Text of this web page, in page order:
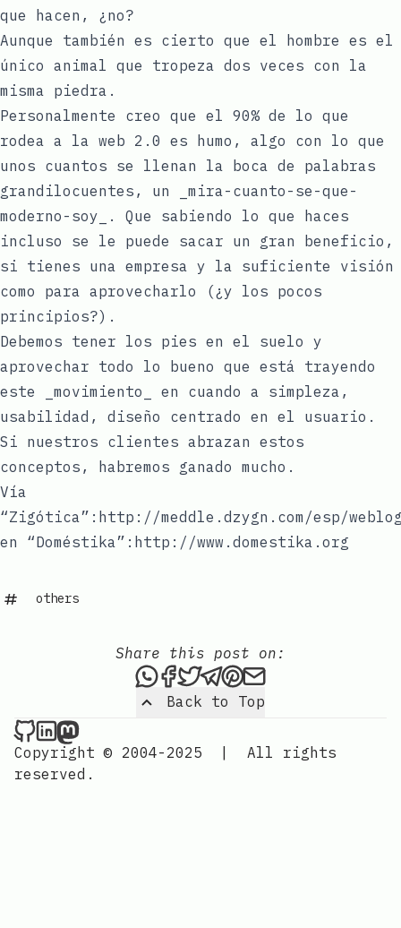
que hacen, ¿no?
Aunque también es cierto que el hombre es el
único animal que tropeza dos veces con la
misma piedra.
Personalmente creo que el 90% de lo que
rodea a la web 2.0 es humo, algo con lo que
unos cuantos se llenan la boca de palabras
grandilocuentes, un _mira-cuanto-se-que-
moderno-soy_. Que sabiendo lo que haces
incluso se le puede sacar un gran beneficio,
si tienes una empresa y la suficiente visión
como para aprovecharlo (¿y los pocos
principios?).
Debemos tener los pies en el suelo y
aprovechar todo lo bueno que está trayendo
este _movimiento_ en cuando a simpleza,
usabilidad, diseño centrado en el usuario.
Si nuestros clientes abrazan estos
conceptos, habremos ganado mucho.
Vía
“Zigótica”:http://meddle.dzygn.com/esp/
en “Doméstika”:http://www.domestika.org
others
Back to Top
Share this post on:
Share this post via
Share this post on
Tweet this post
Share this post via
Share this post
Share this
Nordic Design on Github
Nordic Design on LinkedIn
Nordic Design on Mastodon
Copyright © 2004-2025
|
All rights
reserved.